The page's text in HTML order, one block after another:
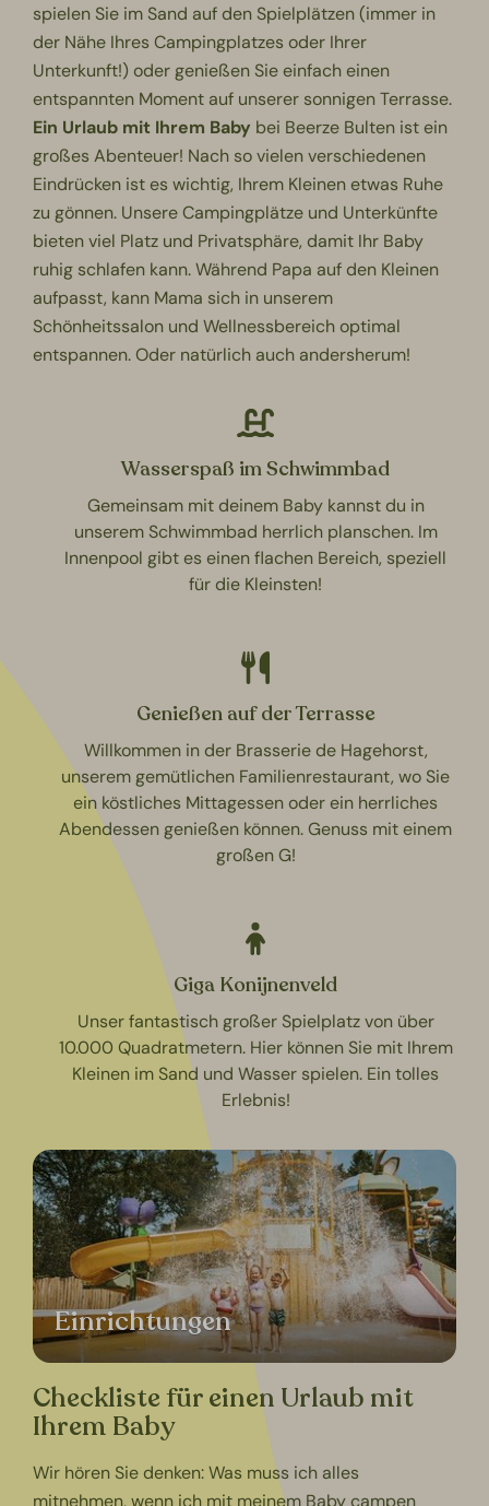
spielen Sie im Sand auf den Spielplätzen (immer in
der Nähe Ihres Campingplatzes oder Ihrer
Unterkunft!) oder genießen Sie einfach einen
entspannten Moment auf unserer sonnigen Terrasse.
Ein Urlaub mit Ihrem Baby bei Beerze Bulten ist ein
großes Abenteuer! Nach so vielen verschiedenen
Eindrücken ist es wichtig, Ihrem Kleinen etwas Ruhe
zu gönnen. Unsere Campingplätze und Unterkünfte
bieten viel Platz und Privatsphäre, damit Ihr Baby
ruhig schlafen kann. Während Papa auf den Kleinen
aufpasst, kann Mama sich in unserem
Schönheitssalon und Wellnessbereich optimal
entspannen. Oder natürlich auch andersherum!
Wasserspaß im Schwimmbad
Gemeinsam mit deinem Baby kannst du in
unserem Schwimmbad herrlich planschen. Im
Innenpool gibt es einen flachen Bereich, speziell
für die Kleinsten!
Genießen auf der Terrasse
Willkommen in der Brasserie de Hagehorst,
unserem gemütlichen Familienrestaurant, wo Sie
ein köstliches Mittagessen oder ein herrliches
Abendessen genießen können. Genuss mit einem
großen G!
Giga Konijnenveld
Unser fantastisch großer Spielplatz von über
10.000 Quadratmetern. Hier können Sie mit Ihrem
Kleinen im Sand und Wasser spielen. Ein tolles
Erlebnis!
Einrichtungen
Checkliste für einen Urlaub mit
Ihrem Baby
Wir hören Sie denken: Was muss ich alles
mitnehmen, wenn ich mit meinem Baby campen